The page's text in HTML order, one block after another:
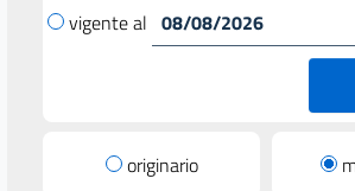
vigente al
originario